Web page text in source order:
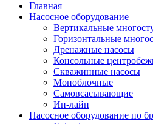
Главная
Насосное оборудование
Вертикальные
Горизонтальные
Дренажные насосы
Консольные
Скважинные насосы
Моноблочные
Самовсасывающие
Ин-лайн
Насосное оборудование по